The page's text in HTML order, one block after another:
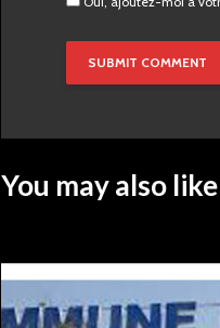
You may also like